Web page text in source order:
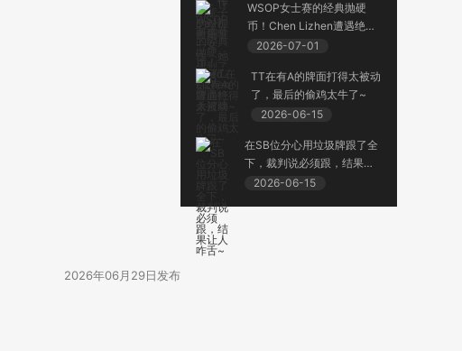
2026年06月29日发布
WSOP女士赛的经典抛硬
币！Chen Lizhen遭遇绝杀
河牌~
2026-07-01
TT在有A的牌面打得太被动
了，最后的偷鸡太牛了~
2026-06-15
在SB位分心用垃圾牌跟了全
下，裁判说必须跟，结果让
人咋舌~
2026-06-15